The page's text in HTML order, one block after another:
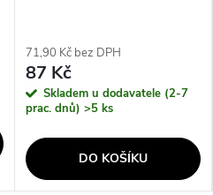
71,90 Kč bez DPH
87 Kč
Skladem u dodavatele (2-7
prac. dnů) >5 ks
DO KOŠÍKU